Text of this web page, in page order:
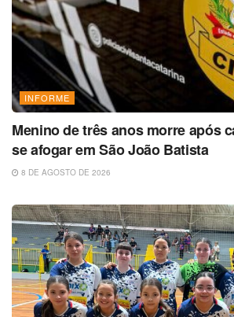
INFORME
Menino de três anos morre após
se afogar em São João Batista
8 DE AGOSTO DE 2026